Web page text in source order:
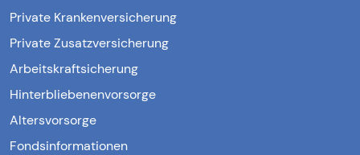
Private Krankenversicherung
Private Zusatzversicherung
Arbeitskraftsicherung
Hinterbliebenenvorsorge
Altersvorsorge
Fondsinformationen